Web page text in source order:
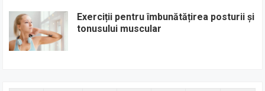
Exerciții pentru îmbunătățirea posturii și
tonusului muscular